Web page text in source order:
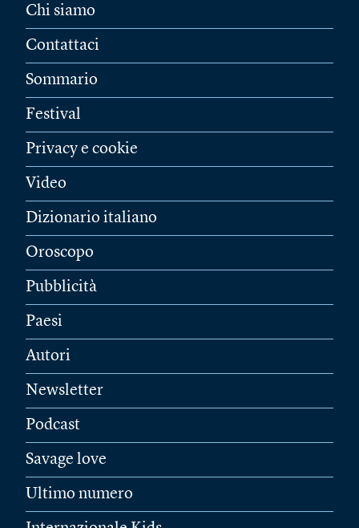
Chi siamo
Contattaci
Sommario
Festival
Privacy e cookie
Video
Dizionario italiano
Oroscopo
Pubblicità
Paesi
Autori
Newsletter
Podcast
Savage love
Ultimo numero